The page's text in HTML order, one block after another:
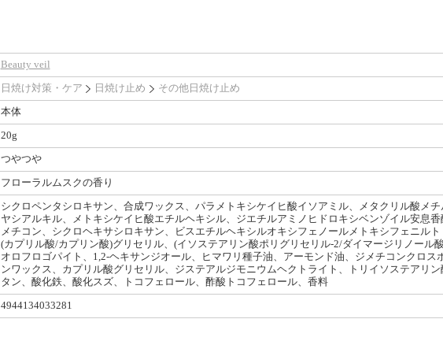
Beauty veil
日焼け対策・ケア 日焼け止め
その他日焼け止め
本体
20g
つやつや
フローラルムスクの香り
シクロペンタシロキサン、合成ワックス、パラメトキシケイヒ酸イソアミル、メタクリル酸メ
ヤシアルキル、メトキシケイヒ酸エチルヘキシル、ジエチルアミノヒドロキシベンゾイル安息
メチコン、シクロヘキサシロキサン、ビスエチルヘキシルオキシフェノールメトキシフェニル
(カプリル酸/カプリン酸)グリセリル、(イソステアリン酸ポリグリセリル-2/ダイマージリノール
オロフロゴパイト、1,2-ヘキサンジオール、ヒマワリ種子油、アーモンド油、ジメチコンクロ
ンワックス、カプリル酸グリセリル、ジステアルジモニウムヘクトライト、トリイソステアリ
タン、酸化鉄、酸化スズ、トコフェロール、酢酸トコフェロール、香料
4944134033281